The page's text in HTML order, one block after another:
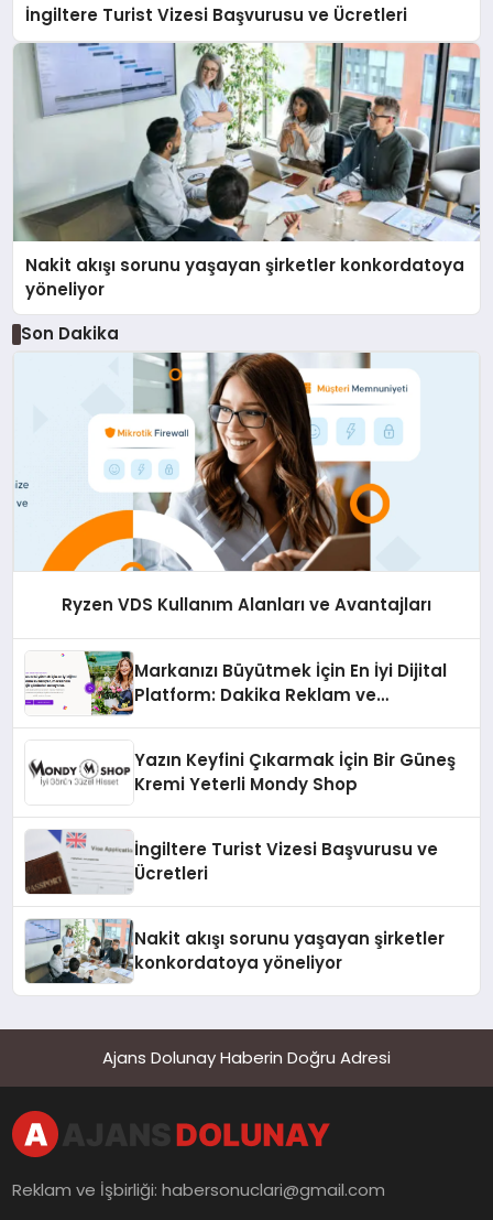
İngiltere Turist Vizesi Başvurusu ve Ücretleri
Nakit akışı sorunu yaşayan şirketler konkordatoya
yöneliyor
Son Dakika
Ryzen VDS Kullanım Alanları ve Avantajları
Markanızı Büyütmek İçin En İyi Dijital
Platform: Dakika Reklam ve
Yazın Keyfini Çıkarmak İçin Bir Güneş
Kremi Yeterli Mondy Shop
İngiltere Turist Vizesi Başvurusu ve
Ücretleri
Nakit akışı sorunu yaşayan şirketler
konkordatoya yöneliyor
Ajans Dolunay Haberin Doğru Adresi
Reklam ve İşbirliği:habersonuclari@gmail.com